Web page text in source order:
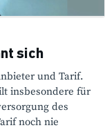
sich
und Tarif.
insbe­son­dere für
des
noch nie